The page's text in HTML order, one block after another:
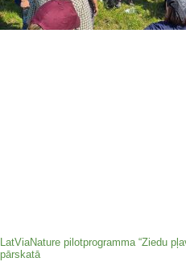
LatViaNature pilotprogramma “Ziedu
pārskatā